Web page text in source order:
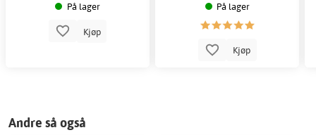
På lager
Kjøp
På lager
Kjøp
Andre så også